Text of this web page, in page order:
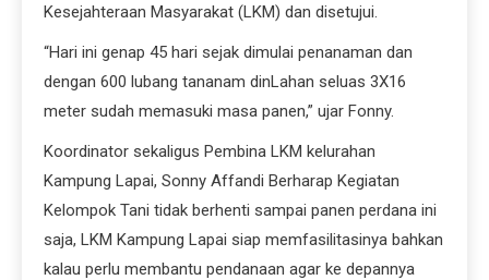
Kesejahteraan Masyarakat (LKM) dan disetujui.
“Hari ini genap 45 hari sejak dimulai penanaman dan
dengan 600 lubang tananam dinLahan seluas 3X16
meter sudah memasuki masa panen,” ujar Fonny.
Koordinator sekaligus Pembina LKM kelurahan
Kampung Lapai, Sonny Affandi Berharap Kegiatan
Kelompok Tani tidak berhenti sampai panen perdana ini
saja, LKM Kampung Lapai siap memfasilitasinya bahkan
kalau perlu membantu pendanaan agar ke depannya